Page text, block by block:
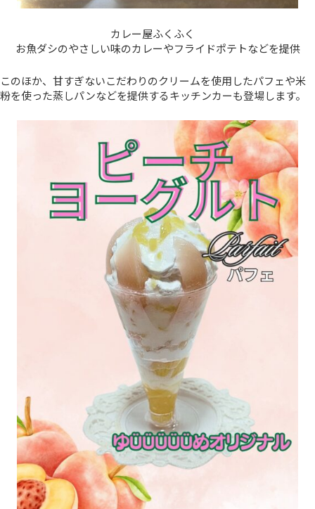
カレー屋ふくふく
お魚ダシのやさしい味のカレーやフライドポテトなどを提供
このほか、甘すぎないこだわりのクリームを使用したパフェや米
粉を使った蒸しパンなどを提供するキッチンカーも登場します。